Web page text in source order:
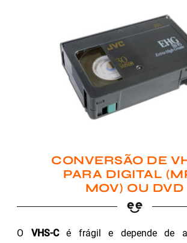
CONVERSÃO DE
PARA DIGITAL
MOV) OU DVD
O VHS-Cé frágil e depende de